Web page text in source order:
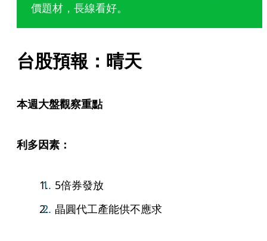
價題材，長線看好。
台股預報：晴天
本週大盤觀察重點
利多因素：
5倍券發放
晶圓代工產能供不應求